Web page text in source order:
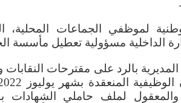
لموظفي الجماعات المحلية،
الداخلية مسؤولية تعطيل مأسسة
بالرد على مقترحات